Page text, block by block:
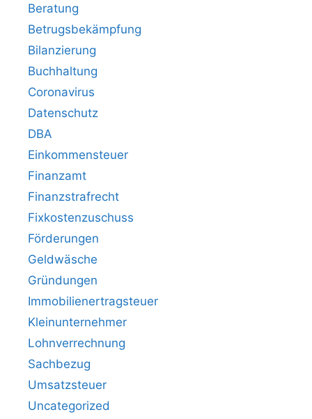
Beratung
Betrugsbekämpfung
Bilanzierung
Buchhaltung
Coronavirus
Datenschutz
DBA
Einkommensteuer
Finanzamt
Finanzstrafrecht
Fixkostenzuschuss
Förderungen
Geldwäsche
Gründungen
Immobilienertragsteuer
Kleinunternehmer
Lohnverrechnung
Sachbezug
Umsatzsteuer
Uncategorized